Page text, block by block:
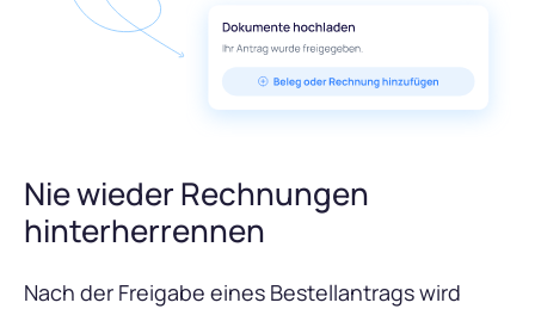
Nie wieder Rechnungen
hinterherrennen
Nach der Freigabe eines Bestellantrags wird